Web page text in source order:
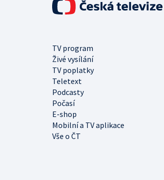
TV program
Živé vysílání
TV poplatky
Teletext
Podcasty
Počasí
E-shop
Mobilní a TV aplikace
Vše o ČT